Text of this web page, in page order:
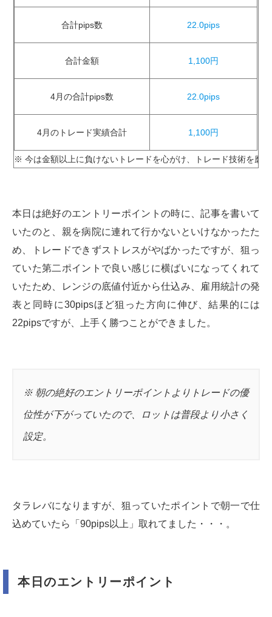
合計pips数 22.0pips
合計金額 1,100円
4月の合計pips数 22.0pips
4月のトレード実績合計 1,100円
※ 今は金額以上に負けないトレードを心がけ、トレード技術を磨
本日は絶好のエントリーポイントの時に、記事を書いて
いたのと、親を病院に連れて行かないといけなかったた
め、トレードできずストレスがやばかったですが、狙っ
ていた第二ポイントで良い感じに横ばいになってくれて
いたため、レンジの底値付近から仕込み、雇用統計の発
表と同時に30pipsほど狙った方向に伸び、結果的には
22pipsですが、上手く勝つことができました。
※ 朝の絶好のエントリーポイントよりトレードの優
位性が下がっていたので、ロットは普段より小さく
設定。
タラレバになりますが、狙っていたポイントで朝一で仕
込めていたら「90pips以上」取れてました・・・。
本日のエントリーポイント